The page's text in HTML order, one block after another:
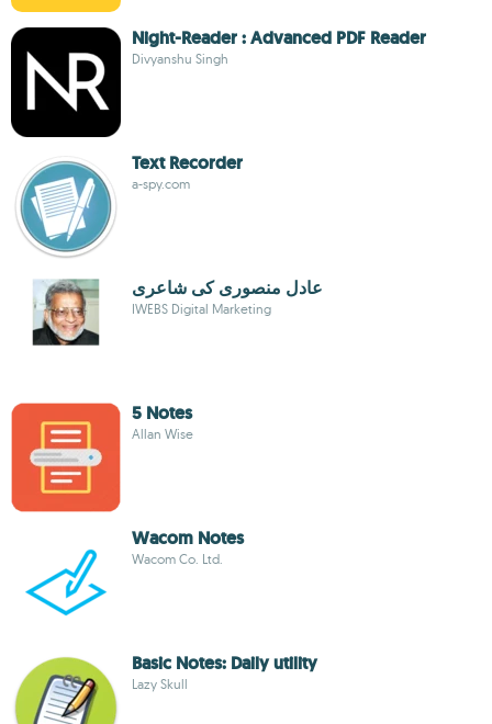
Night-Reader : Advanced PDF Reader
Divyanshu Singh
Text Recorder
a-spy.com
عادل منصوری کی شاعری
IWEBS Digital Marketing
5 Notes
Allan Wise
Wacom Notes
Wacom Co. Ltd.
Basic Notes: Daily utility
Lazy Skull